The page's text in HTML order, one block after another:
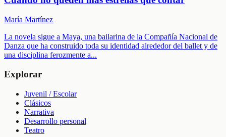
María Martínez
La novela sigue a Maya, una bailarina de la Compañía Nacional de
Danza que ha construido toda su identidad alrededor del ballet y de
una disciplina ferozmente a...
Explorar
Juvenil / Escolar
Clásicos
Narrativa
Desarrollo personal
Teatro